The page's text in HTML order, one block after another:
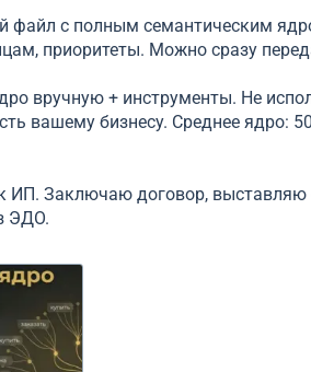
файл с полным семантическим
приоритеты. Можно сразу
вручную + инструменты. Не
вашему бизнесу. Среднее ядро:
ИП. Заключаю договор,
ЭДО.